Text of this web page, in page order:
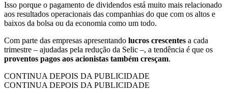
Isso porque o pagamento de dividendos está muito mais relacionado
aos resultados operacionais das companhias do que com os altos e
baixos da bolsa ou da economia como um todo.
Com parte das empresas apresentando lucros crescentes a cada
trimestre – ajudadas pela redução da Selic –, a tendência é que os
proventos pagos aos acionistas também cresçam.
CONTINUA DEPOIS DA PUBLICIDADE
CONTINUA DEPOIS DA PUBLICIDADE